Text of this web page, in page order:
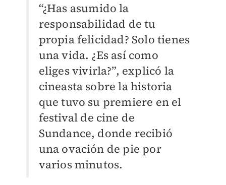
“¿Has asumido la
responsabilidad de tu
propia felicidad? Solo tienes
una vida. ¿Es así como
eliges vivirla?”, explicó la
cineasta sobre la historia
que tuvo su premiere en el
festival de cine de
Sundance, donde recibió
una ovación de pie por
varios minutos.